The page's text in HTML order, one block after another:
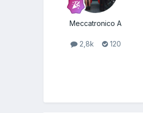
Meccatronico A
2,8k 120